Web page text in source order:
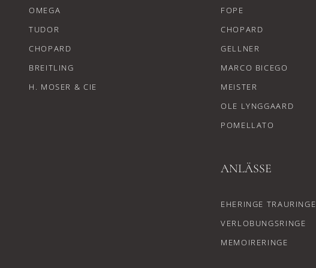
OMEGA
TUDOR
CHOPARD
BREITLING
H. MOSER & CIE
FOPE
CHOPARD
GELLNER
MARCO BICEGO
MEISTER
OLE LYNGGAARD
POMELLATO
ANLÄSSE
EHERINGE TRAURINGE
VERLOBUNGSRINGE
MEMOIRERINGE